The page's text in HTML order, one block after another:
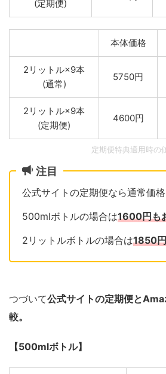
(定期便)
本体価格
2リットル×9本
(通常)
5750円
2リットル×9本
(定期便)
4600円
定期便特典適用時の
注目
公式サイトの定期便なら通常価
500mlボトルの場合は1600円も
2リットルボトルの場合は1850
つづいて公式サイトの定期便と
較。
【500mlボトル】